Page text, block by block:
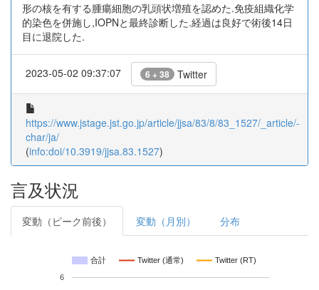
形の核を有する腫瘍細胞の乳頭状増殖を認めた.免疫組織化学
的染色を併施し,IOPNと最終診断した.経過は良好で術後14日
目に退院した.
2023-05-02 09:37:07 6 + 38 Twitter
https://www.jstage.jst.go.jp/article/jjsa/83/8/83_1527/_article/-
char/ja/
(info:doi/10.3919/jjsa.83.1527)
言及状況
変動（ピーク前後） 変動（月別） 分布
合計 Twitter (通常) Twitter (RT)
6